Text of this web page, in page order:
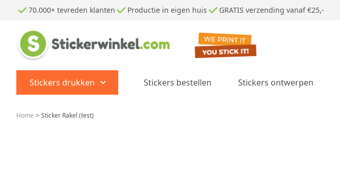
Ga naar de inhoud
70.000+ tevreden klanten Productie in eigen huis GRATIS verzending vanaf €25,-
Stickers drukken
Show submenu for Stickers drukken category
Stickers bestellen Stickers ontwerpen
Home > Sticker Rakel (test)